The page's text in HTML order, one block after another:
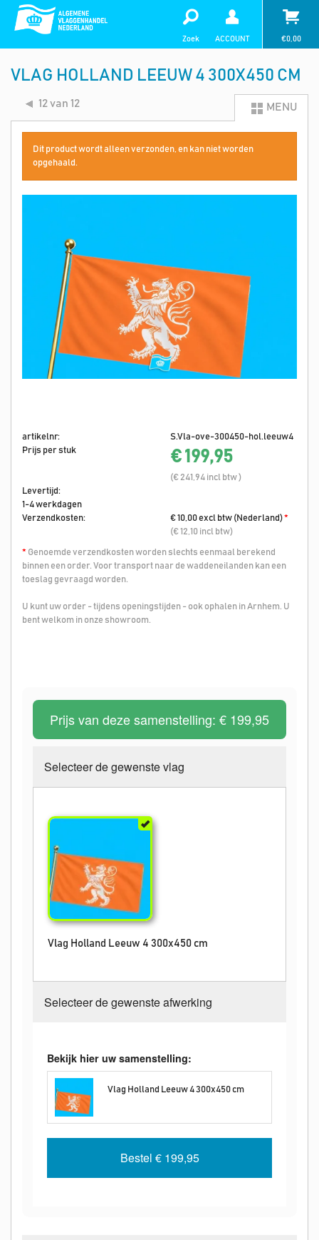
Zoek ACCOUNT €0,00
VLAG HOLLAND LEEUW 4 300X450 CM
12 van 12 MENU
Dit product wordt alleen verzonden, en kan niet worden
opgehaald.
artikelnr:
S.Vla-ove-300450-hol.leeuw4
Prijs per stuk
€ 199,95
(€ 241,94 incl btw )
Levertijd:
1-4 werkdagen
Verzendkosten:
€ 10,00 excl btw (Nederland)*
(€ 12,10 incl btw)
* Genoemde verzendkosten worden slechts eenmaal berekend
binnen een order. Voor transport naar de waddeneilanden kan een
toeslag gevraagd worden.
U kunt uw order - tijdens openingstijden - ook ophalen in Arnhem. U
bent welkom in onze showroom.
Prijs van deze samenstelling: € 199,95
Selecteer de gewenste vlag
Vlag Holland Leeuw 4 300x450 cm
Selecteer de gewenste afwerking
Bekijk hier uw samenstelling:
Vlag Holland Leeuw 4 300x450 cm
Bestel € 199,95